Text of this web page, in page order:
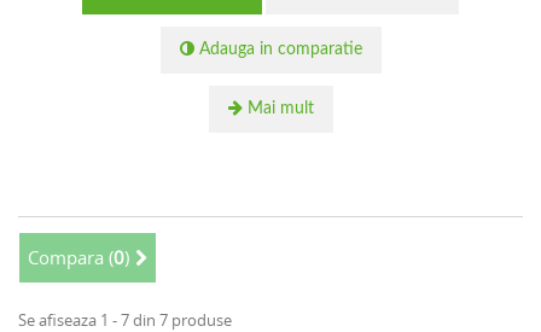
Adauga in comparatie
Mai mult
Compara (0)
Se afiseaza 1 - 7 din 7 produse